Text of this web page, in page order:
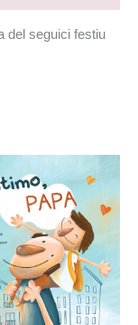
del seguici festiu